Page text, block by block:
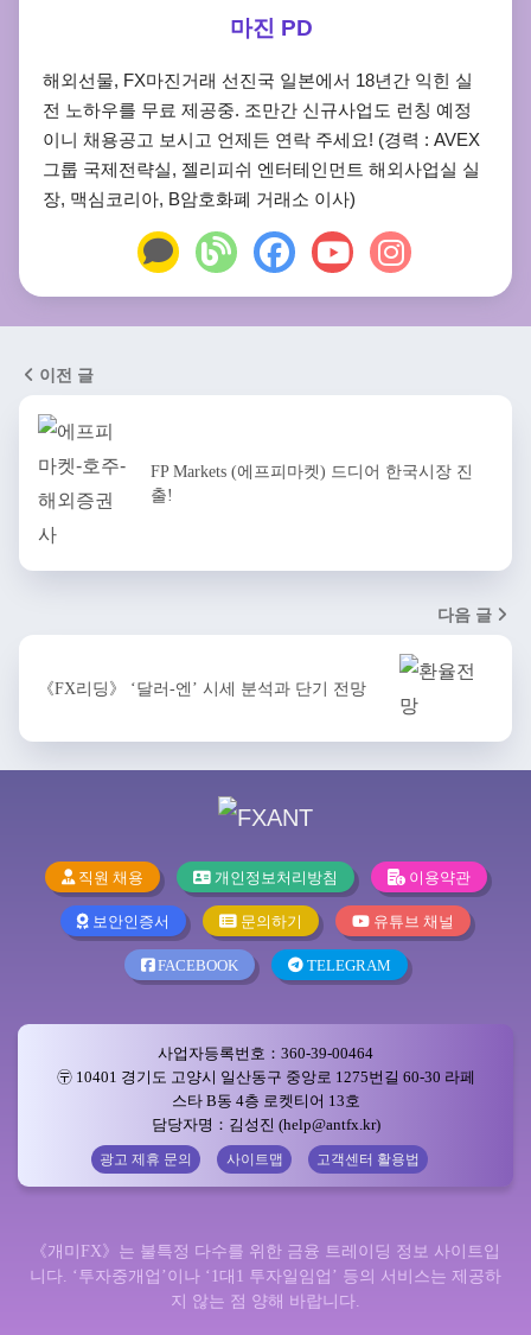
마진 PD
해외선물, FX마진거래 선진국 일본에서 18년간 익힌 실
전 노하우를 무료 제공중. 조만간 신규사업도 런칭 예정
이니 채용공고 보시고 언제든 연락 주세요! (경력 : AVEX
그룹 국제전략실, 젤리피쉬 엔터테인먼트 해외사업실 실
장, 맥심코리아, B암호화폐 거래소 이사)
이전 글
FP Markets (에프피마켓) 드디어 한국시장 진
출!
다음 글
《FX리딩》 ‘달러-엔’ 시세 분석과 단기 전망
직원 채용 개인정보처리방침 이용약관
보안인증서 문의하기 유튜브 채널
FACEBOOK TELEGRAM
사업자등록번호：360-39-00464
〶 10401 경기도 고양시 일산동구 중앙로 1275번길 60-30 라페
스타 B동 4층 로켓티어 13호
담당자명：김성진 (help@antfx.kr)
광고 제휴 문의 사이트맵 고객센터 활용법
《개미FX》는 불특정 다수를 위한 금융 트레이딩 정보 사이트입
니다. ‘투자중개업’이나 ‘1대1 투자일임업’ 등의 서비스는 제공하
지 않는 점 양해 바랍니다.